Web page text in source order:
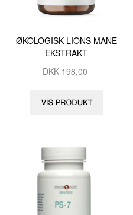
ØKOLOGISK LIONS MANE
EKSTRAKT
DKK 198,00